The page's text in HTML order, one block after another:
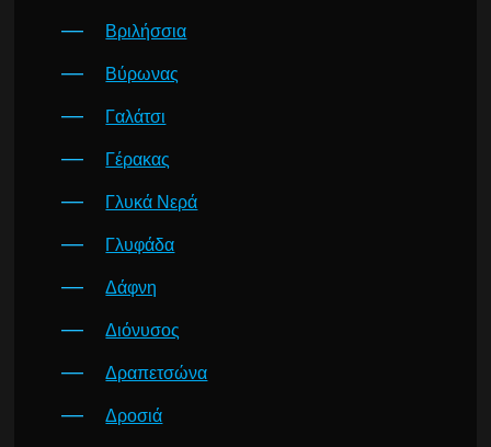
Βριλήσσια
Βύρωνας
Γαλάτσι
Γέρακας
Γλυκά Νερά
Γλυφάδα
Δάφνη
Διόνυσος
Δραπετσώνα
Δροσιά